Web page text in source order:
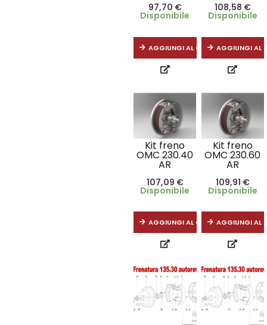
97,70 €
Disponibile
AGGIUNGI AL CARRELLO
108,58 €
Disponibile
AGGIUNGI AL
Kit freno
OMC 230.40
AR
107,09 €
Disponibile
AGGIUNGI AL CARRELLO
Kit freno
OMC 230.60
AR
109,91 €
Disponibile
AGGIUNGI AL